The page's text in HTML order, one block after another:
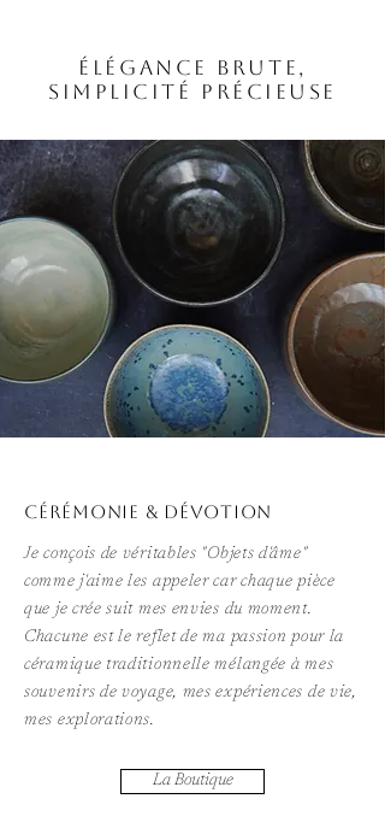
Élégance brute,
simplicité précieuse
Cérémonie & Dévotion
Je conçois de véritables "Objets d'âme"
comme j'aime les appeler car chaque pièce
que je crée suit mes envies du moment.
Chacune est le reflet de ma passion pour la
céramique traditionnelle mélangée à mes
souvenirs de voyage, mes expériences de vie,
mes explorations.
La Boutique